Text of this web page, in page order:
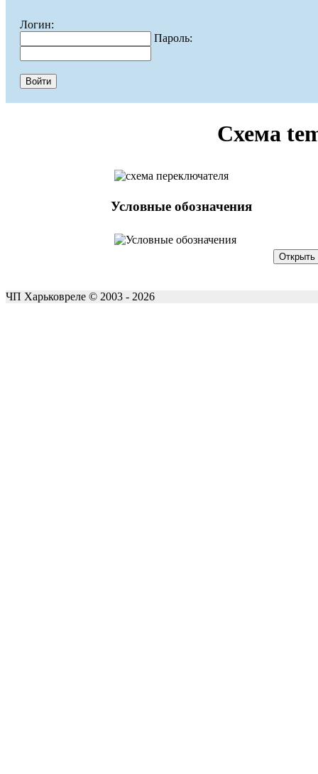
Логин:
Пароль:
Схема
Условные обозначения
ЧП Харьковреле © 2003 - 2026